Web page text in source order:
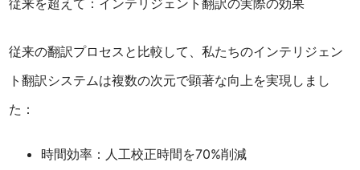
従来の翻訳プロセスと比較して、私たちのインテリジェン
ト翻訳システムは複数の次元で顕著な向上を実現しまし
た：
時間効率：人工校正時間を70%削減